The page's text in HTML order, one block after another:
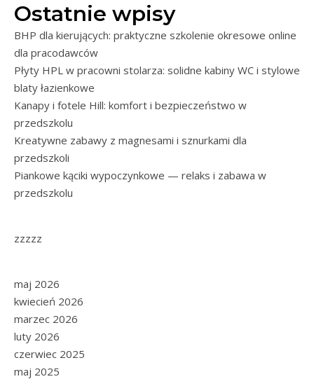
Ostatnie wpisy
BHP dla kierujących: praktyczne szkolenie okresowe online
dla pracodawców
Płyty HPL w pracowni stolarza: solidne kabiny WC i stylowe
blaty łazienkowe
Kanapy i fotele Hill: komfort i bezpieczeństwo w
przedszkolu
Kreatywne zabawy z magnesami i sznurkami dla
przedszkoli
Piankowe kąciki wypoczynkowe — relaks i zabawa w
przedszkolu
zzzzz
maj 2026
kwiecień 2026
marzec 2026
luty 2026
czerwiec 2025
maj 2025